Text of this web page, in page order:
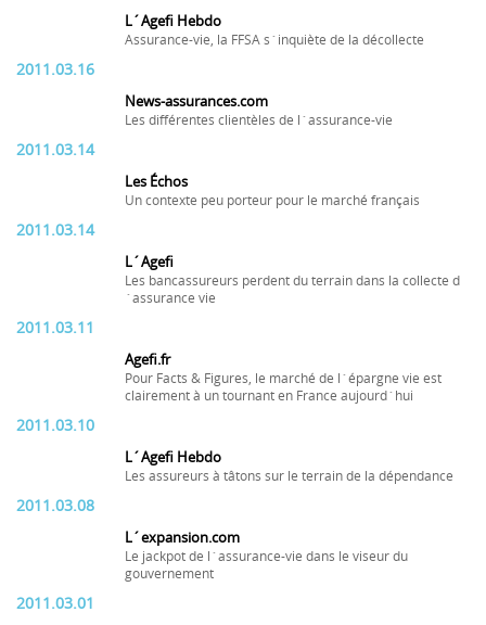
L´Agefi Hebdo
Assurance-vie, la FFSA s´inquiète de la décollecte
2011.03.16
News-assurances.com
Les différentes clientèles de l´assurance-vie
2011.03.14
Les Échos
Un contexte peu porteur pour le marché français
2011.03.14
L´Agefi
Les bancassureurs perdent du terrain dans la collecte d
´assurance vie
2011.03.11
Agefi.fr
Pour Facts & Figures, le marché de l´épargne vie est
clairement à un tournant en France aujourd´hui
2011.03.10
L´Agefi Hebdo
Les assureurs à tâtons sur le terrain de la dépendance
2011.03.08
L´expansion.com
Le jackpot de l´assurance-vie dans le viseur du
gouvernement
2011.03.01